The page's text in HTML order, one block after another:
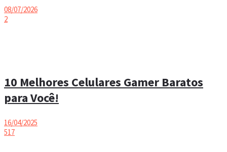
08/07/2026
2
10 Melhores Celulares Gamer Baratos
para Você!
16/04/2025
517